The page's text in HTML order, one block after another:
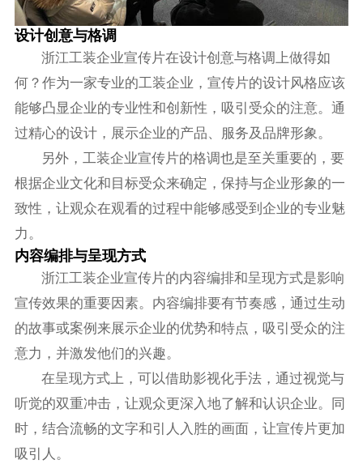
设计创意与格调
浙江工装企业宣传片在设计创意与格调上做得如
何？作为一家专业的工装企业，宣传片的设计风格应该
能够凸显企业的专业性和创新性，吸引受众的注意。通
过精心的设计，展示企业的产品、服务及品牌形象。
另外，工装企业宣传片的格调也是至关重要的，要
根据企业文化和目标受众来确定，保持与企业形象的一
致性，让观众在观看的过程中能够感受到企业的专业魅
力。
内容编排与呈现方式
浙江工装企业宣传片的内容编排和呈现方式是影响
宣传效果的重要因素。内容编排要有节奏感，通过生动
的故事或案例来展示企业的优势和特点，吸引受众的注
意力，并激发他们的兴趣。
在呈现方式上，可以借助影视化手法，通过视觉与
听觉的双重冲击，让观众更深入地了解和认识企业。同
时，结合流畅的文字和引人入胜的画面，让宣传片更加
吸引人。